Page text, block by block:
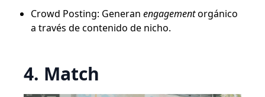
Crowd Posting: Generan engagementorgánico
a través de contenido de nicho.
4. Match